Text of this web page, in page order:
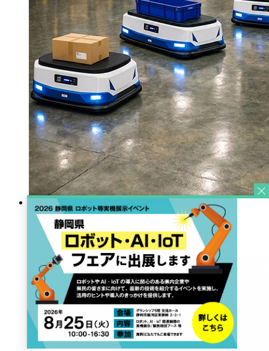
技術情報
2026.7.27
複数台のAMRをどう動かす？「FMS」「MQTT」
「AMR」の役割と連携の仕組みをわかりやすく解説